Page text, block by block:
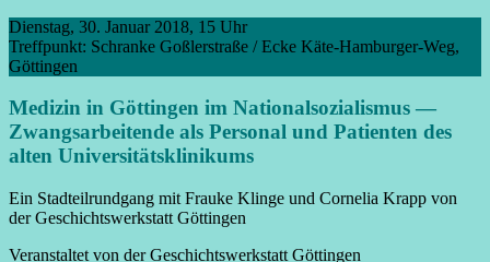
Dienstag, 30. Januar 2018, 15 Uhr
Treffpunkt: Schranke Goßlerstraße / Ecke Käte-Hamburger-Weg,
Göttingen
Medizin in Göttingen im National­sozialismus —
Zwangsarbeitende als Personal und Patienten des
alten Universitäts­klinikums
Ein Stad­teil­rundgang mit Frauke Klinge und Cornelia Krapp von
der Geschichts­werkstatt Göttingen
Veranstaltet von der Geschichts­werkstatt Göttingen